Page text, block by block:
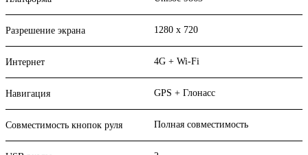
Разрешение экрана 1280 x 720
Интернет 4G + Wi-Fi
Навигация GPS + Глонасс
Совместимость кнопок руля Полная совместимость